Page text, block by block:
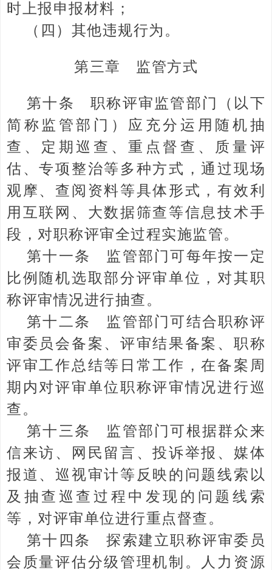
时上报申报材料；
（四）其他违规行为。
第三章 监管方式
第十条 职称评审监管部门（以下
简称监管部门）应充分运用随机抽
查、定期巡查、重点督查、质量评
估、专项整治等多种方式，通过现场
观摩、查阅资料等具体形式，有效利
用互联网、大数据筛查等信息技术手
段，对职称评审全过程实施监管。
第十一条 监管部门可每年按一定
比例随机选取部分评审单位，对其职
称评审情况进行抽查。
第十二条 监管部门可结合职称评
审委员会备案、评审结果备案、职称
评审工作总结等日常工作，在备案周
期内对评审单位职称评审情况进行巡
查。
第十三条 监管部门可根据群众来
信来访、网民留言、投诉举报、媒体
报道、巡视审计等反映的问题线索以
及抽查巡查过程中发现的问题线索
等，对评审单位进行重点督查。
第十四条 探索建立职称评审委员
会质量评估分级管理机制。人力资源